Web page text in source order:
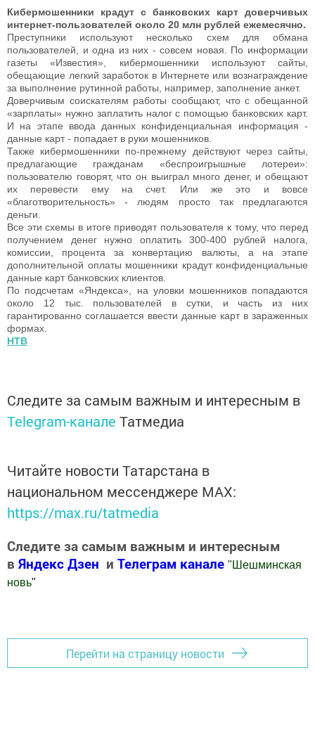
Кибермошенники крадут с банковских карт доверчивых
интернет-пользователей около 20 млн рублей ежемесячно.
Преступники используют несколько схем для обмана
пользователей, и одна из них - совсем новая. По информации
газеты «Известия», кибермошенники используют сайты,
обещающие легкий заработок в Интернете или вознаграждение
за выполнение рутинной работы, например, заполнение анкет.
Доверчивым соискателям работы сообщают, что с обещанной
«зарплаты» нужно заплатить налог с помощью банковских карт.
И на этапе ввода данных конфиденциальная информация -
данные карт - попадает в руки мошенников.
Также кибермошенники по-прежнему действуют через сайты,
предлагающие гражданам «беспроигрышные лотереи»:
пользователю говорят, что он выиграл много денег, и обещают
их перевести ему на счет. Или же это и вовсе
«благотворительность» - людям просто так предлагаются
деньги.
Все эти схемы в итоге приводят пользователя к тому, что перед
получением денег нужно оплатить 300-400 рублей налога,
комиссии, процента за конвертацию валюты, а на этапе
дополнительной оплаты мошенники крадут конфиденциальные
данные карт банковских клиентов.
По подсчетам «Яндекса», на уловки мошенников попадаются
около 12 тыс. пользователей в сутки, и часть из них
гарантированно соглашается ввести данные карт в зараженных
формах.
НТВ
Следите за самым важным и интересным в
Telegram-канале Татмедиа
Читайте новости Татарстана в
национальном мессенджере MАХ:
https://max.ru/tatmedia
Следите за самым важным и интересным
в Яндекс Дзен и Телеграм канале " Шешминская
новь"
Перейти на страницу новости